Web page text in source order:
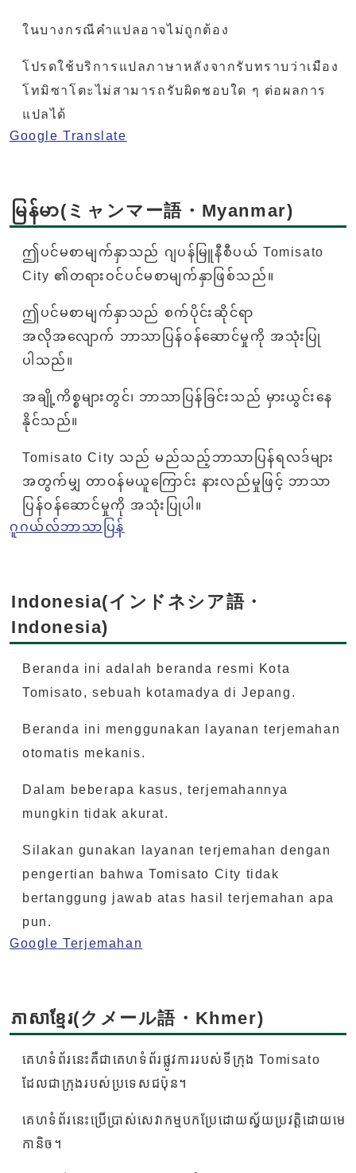
ในบางกรณีคำแปลอาจไม่ถูกต้อง
โปรดใช้บริการแปลภาษาหลังจากรับทราบว่าเมือง
โทมิซาโตะไม่สามารถรับผิดชอบใด ๆ ต่อผลการ
แปลได้
Google Translate
မြန်မာ(ミャンマー語・Myanmar)
ဤပင်မစာမျက်နှာသည် ဂျပန်မြူနီစီပယ် Tomisato
City ၏တရားဝင်ပင်မစာမျက်နှာဖြစ်သည်။
ဤပင်မစာမျက်နှာသည် စက်ပိုင်းဆိုင်ရာ
အလိုအလျောက် ဘာသာပြန်ဝန်ဆောင်မှုကို အသုံးပြု
ပါသည်။
အချို့ကိစ္စများတွင်၊ ဘာသာပြန်ခြင်းသည် မှားယွင်းနေ
နိုင်သည်။
Tomisato City သည် မည်သည့်ဘာသာပြန်ရလဒ်များ
အတွက်မျှ တာဝန်မယူကြောင်း နားလည်မှုဖြင့် ဘာသာ
ပြန်ဝန်ဆောင်မှုကို အသုံးပြုပါ။
ဂူဂယ်လ်ဘာသာပြန်
Indonesia(インドネシア語・
Indonesia)
Beranda ini adalah beranda resmi Kota
Tomisato, sebuah kotamadya di Jepang.
Beranda ini menggunakan layanan terjemahan
otomatis mekanis.
Dalam beberapa kasus, terjemahannya
mungkin tidak akurat.
Silakan gunakan layanan terjemahan dengan
pengertian bahwa Tomisato City tidak
bertanggung jawab atas hasil terjemahan apa
pun.
Google Terjemahan
ភាសាខ្មែរ(クメール語・Khmer)
គេហទំព័រនេះគឺជាគេហទំព័រផ្លូវការរបស់ទីក្រុង Tomisato
ដែលជាក្រុងរបស់ប្រទេសជប៉ុន។
គេហទំព័រនេះប្រើប្រាស់សេវាកម្មបកប្រែដោយស្វ័យប្រវត្តិដោយមេ
កានិច។